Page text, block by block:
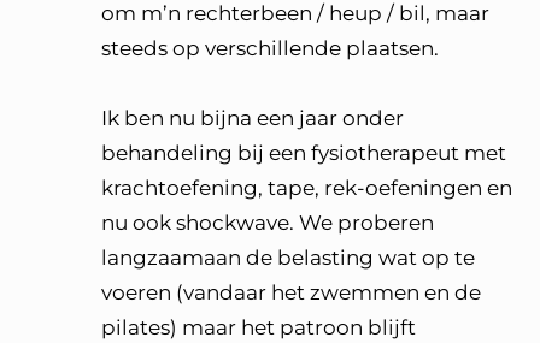
om m’n rechterbeen / heup / bil, maar
steeds op verschillende plaatsen.
Ik ben nu bijna een jaar onder
behandeling bij een fysiotherapeut met
krachtoefening, tape, rek-oefeningen en
nu ook shockwave. We proberen
langzaamaan de belasting wat op te
voeren (vandaar het zwemmen en de
pilates) maar het patroon blijft